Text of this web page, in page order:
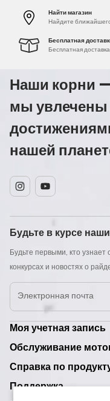
Найти магазин
Найдите
Бесплатная
Бесплатная
Наши корни
мы
нашей
InstagramYouTube
Будьте в курсе
Будьте первыми, кто узнает
конкурсах и новостях о
Электронная почта
Моя учетная запись
Обслуживание
Справка по
Поддержка